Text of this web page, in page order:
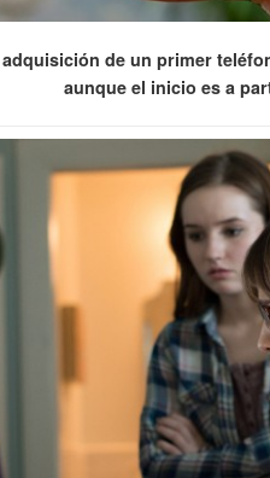
de un primer
aunque el inicio es a